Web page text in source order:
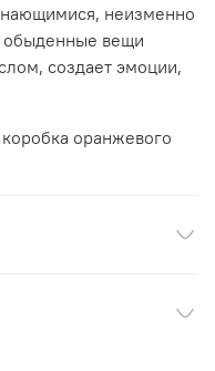
неизменно
вещи
создает эмоции,
оранжевого